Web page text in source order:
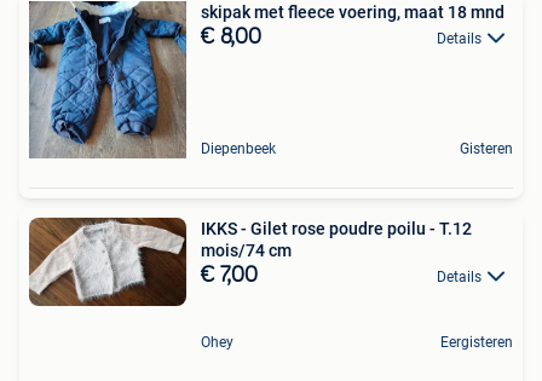
skipak met fleece voering, maat 18 mnd
€ 8,00 Details
Diepenbeek Gisteren
IKKS - Gilet rose poudre poilu - T.12
mois/74 cm
€ 7,00 Details
Ohey Eergisteren